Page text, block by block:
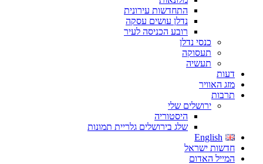
התחדשות עירונית
נדלן עושים עסקה
רובע הכניסה לעיר
כנסי נדלן
תעסוקה
תעשיה
דעות
מזג האוויר
תרבות
ירושלים שלי
היסטוריה
שלג בירושלים גלריית תמונות
English
חדשות ישראל
המייל האדום